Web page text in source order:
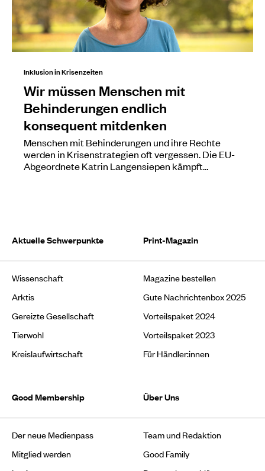
Inklusion in Krisenzeiten
Wir müssen Menschen mit
Behinderungen endlich
konsequent mitdenken
Menschen mit Behinderungen und ihre Rechte
werden in Krisenstrategien oft vergessen. Die EU-
Abgeordnete Katrin Langensiepen kämpft…
Aktuelle Schwerpunkte
Wissenschaft
Arktis
Gereizte Gesellschaft
Tierwohl
Kreislaufwirtschaft
Print-Magazin
Magazine bestellen
Gute Nachrichtenbox 2025
Vorteilspaket 2024
Vorteilspaket 2023
Für Händler:innen
Good Membership
Der neue Medienpass
Mitglied werden
Über Uns
Team und Redaktion
Good Family